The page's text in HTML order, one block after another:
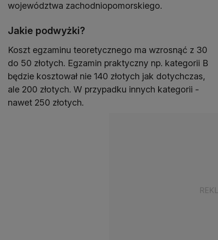
województwa zachodniopomorskiego.
Jakie podwyżki?
Koszt egzaminu teoretycznego ma wzrosnąć z 30
do 50 złotych. Egzamin praktyczny np. kategorii B
będzie kosztował nie 140 złotych jak dotychczas,
ale 200 złotych. W przypadku innych kategorii -
nawet 250 złotych.